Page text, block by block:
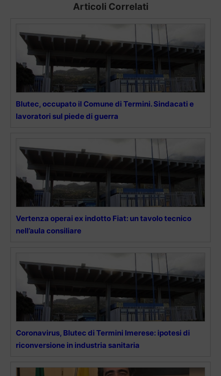
Articoli Correlati
Blutec, occupato il Comune di Termini. Sindacati e
lavoratori sul piede di guerra
Vertenza operai ex indotto Fiat: un tavolo tecnico
nell’aula consiliare
Coronavirus, Blutec di Termini Imerese: ipotesi di
riconversione in industria sanitaria